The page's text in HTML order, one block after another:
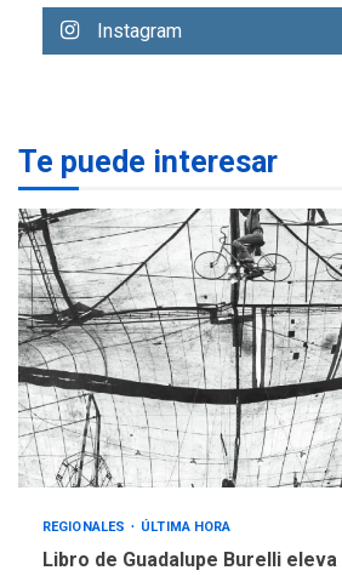
2
Margarita
para
adultos
3
REGIONALES
Mariño
operativa
vehicular de
adquiridas
gestión
4
REGIONALES
«Juan
la altura de
Instagram
Te puede interesar
REGIONALES ÚLTIMA HORA
Libro de Guadalupe Burelli